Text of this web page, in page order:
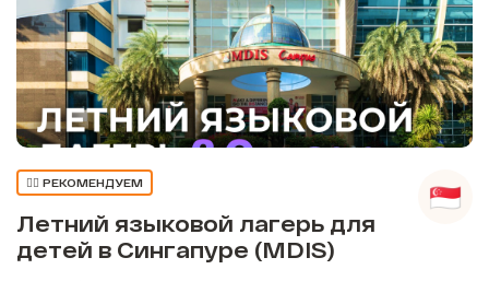
👍🏼 РЕКОМЕНДУЕМ
Летний языковой лагерь для
детей в Сингапуре (MDIS)